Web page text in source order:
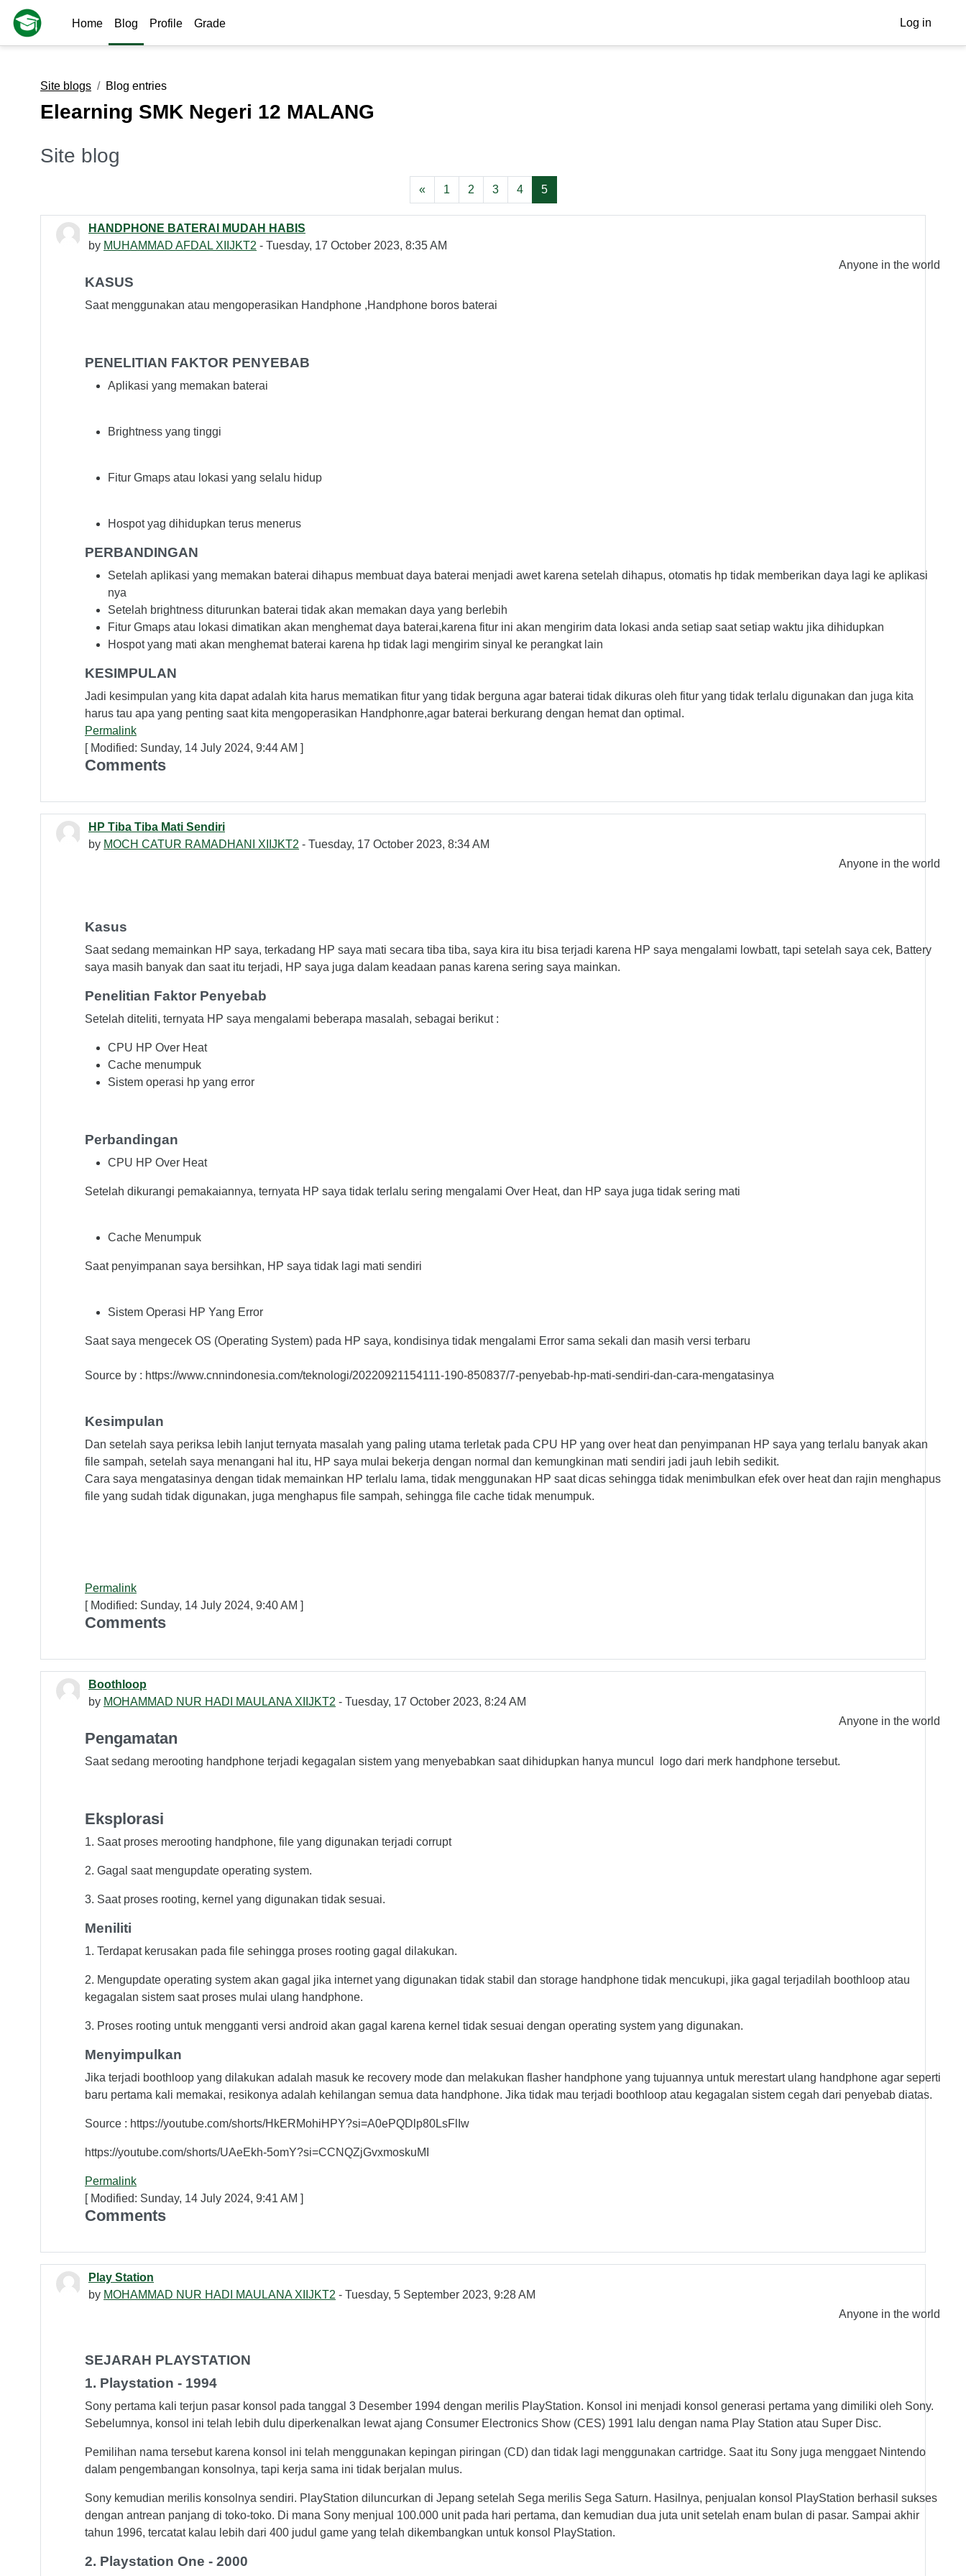
Skip to main content
Home
Blog Profile Grade Log in
Site blogs Blog entries
Elearning SMK Negeri 12 MALANG
Site blog
«Previous page
1 Page 1
2Page 2
3Page 3
4Page 4
5Page 5
HANDPHONE BATERAI MUDAH HABIS
by MUHAMMAD AFDAL XIIJKT2 - Tuesday, 17 October 2023, 8:35 AM
Anyone in the world
KASUS
Saat menggunakan atau mengoperasikan Handphone ,Handphone boros baterai
PENELITIAN FAKTOR PENYEBAB
Aplikasi yang memakan baterai
Brightness yang tinggi
Fitur Gmaps atau lokasi yang selalu hidup
Hospot yag dihidupkan terus menerus
PERBANDINGAN
Setelah aplikasi yang memakan baterai dihapus membuat daya baterai menjadi awet karena setelah dihapus, otomatis hp tidak memberikan daya lagi ke aplikasi
nya
Setelah brightness diturunkan baterai tidak akan memakan daya yang berlebih
Fitur Gmaps atau lokasi dimatikan akan menghemat daya baterai,karena fitur ini akan mengirim data lokasi anda setiap saat setiap waktu jika dihidupkan
Hospot yang mati akan menghemat baterai karena hp tidak lagi mengirim sinyal ke perangkat lain
KESIMPULAN
Jadi kesimpulan yang kita dapat adalah kita harus mematikan fitur yang tidak berguna agar baterai tidak dikuras oleh fitur yang tidak terlalu digunakan dan juga kita
harus tau apa yang penting saat kita mengoperasikan Handphonre,agar baterai berkurang dengan hemat dan optimal.
Permalink
[ Modified: Sunday, 14 July 2024, 9:44 AM ]
Comments
HP Tiba Tiba Mati Sendiri
by MOCH CATUR RAMADHANI XIIJKT2 - Tuesday, 17 October 2023, 8:34 AM
Anyone in the world
Kasus
Saat sedang memainkan HP saya, terkadang HP saya mati secara tiba tiba, saya kira itu bisa terjadi karena HP saya mengalami lowbatt, tapi setelah saya cek, Battery
saya masih banyak dan saat itu terjadi, HP saya juga dalam keadaan panas karena sering saya mainkan.
Penelitian Faktor Penyebab
Setelah diteliti, ternyata HP saya mengalami beberapa masalah, sebagai berikut :
CPU HP Over Heat
Cache menumpuk
Sistem operasi hp yang error
Perbandingan
CPU HP Over Heat
Setelah dikurangi pemakaiannya, ternyata HP saya tidak terlalu sering mengalami Over Heat, dan HP saya juga tidak sering mati
Cache Menumpuk
Saat penyimpanan saya bersihkan, HP saya tidak lagi mati sendiri
Sistem Operasi HP Yang Error
Saat saya mengecek OS (Operating System) pada HP saya, kondisinya tidak mengalami Error sama sekali dan masih versi terbaru
Source by : https://www.cnnindonesia.com/teknologi/20220921154111-190-850837/7-penyebab-hp-mati-sendiri-dan-cara-mengatasinya
Kesimpulan
Dan setelah saya periksa lebih lanjut ternyata masalah yang paling utama terletak pada CPU HP yang over heat dan penyimpanan HP saya yang terlalu banyak akan
file sampah, setelah saya menangani hal itu, HP saya mulai bekerja dengan normal dan kemungkinan mati sendiri jadi jauh lebih sedikit.
Cara saya mengatasinya dengan tidak memainkan HP terlalu lama, tidak menggunakan HP saat dicas sehingga tidak menimbulkan efek over heat dan rajin menghapus
file yang sudah tidak digunakan, juga menghapus file sampah, sehingga file cache tidak menumpuk.
Permalink
[ Modified: Sunday, 14 July 2024, 9:40 AM ]
Comments
Boothloop
by MOHAMMAD NUR HADI MAULANA XIIJKT2 - Tuesday, 17 October 2023, 8:24 AM
Anyone in the world
Pengamatan
Saat sedang merooting handphone terjadi kegagalan sistem yang menyebabkan saat dihidupkan hanya muncul logo dari merk handphone tersebut.
Eksplorasi
1. Saat proses merooting handphone, file yang digunakan terjadi corrupt
2. Gagal saat mengupdate operating system.
3. Saat proses rooting, kernel yang digunakan tidak sesuai.
Meniliti
1. Terdapat kerusakan pada file sehingga proses rooting gagal dilakukan.
2. Mengupdate operating system akan gagal jika internet yang digunakan tidak stabil dan storage handphone tidak mencukupi, jika gagal terjadilah boothloop atau
kegagalan sistem saat proses mulai ulang handphone.
3. Proses rooting untuk mengganti versi android akan gagal karena kernel tidak sesuai dengan operating system yang digunakan.
Menyimpulkan
Jika terjadi boothloop yang dilakukan adalah masuk ke recovery mode dan melakukan flasher handphone yang tujuannya untuk merestart ulang handphone agar seperti
baru pertama kali memakai, resikonya adalah kehilangan semua data handphone. Jika tidak mau terjadi boothloop atau kegagalan sistem cegah dari penyebab diatas.
Source : https://youtube.com/shorts/HkERMohiHPY?si=A0ePQDlp80LsFlIw
https://youtube.com/shorts/UAeEkh-5omY?si=CCNQZjGvxmoskuMI
Permalink
[ Modified: Sunday, 14 July 2024, 9:41 AM ]
Comments
Play Station
by MOHAMMAD NUR HADI MAULANA XIIJKT2 - Tuesday, 5 September 2023, 9:28 AM
Anyone in the world
SEJARAH PLAYSTATION
1. Playstation - 1994
Sony pertama kali terjun pasar konsol pada tanggal 3 Desember 1994 dengan merilis PlayStation. Konsol ini menjadi konsol generasi pertama yang dimiliki oleh Sony.
Sebelumnya, konsol ini telah lebih dulu diperkenalkan lewat ajang Consumer Electronics Show (CES) 1991 lalu dengan nama Play Station atau Super Disc.
Pemilihan nama tersebut karena konsol ini telah menggunakan kepingan piringan (CD) dan tidak lagi menggunakan cartridge. Saat itu Sony juga menggaet Nintendo
dalam pengembangan konsolnya, tapi kerja sama ini tidak berjalan mulus.
Sony kemudian merilis konsolnya sendiri. PlayStation diluncurkan di Jepang setelah Sega merilis Sega Saturn. Hasilnya, penjualan konsol PlayStation berhasil sukses
dengan antrean panjang di toko-toko. Di mana Sony menjual 100.000 unit pada hari pertama, dan kemudian dua juta unit setelah enam bulan di pasar. Sampai akhir
tahun 1996, tercatat kalau lebih dari 400 judul game yang telah dikembangkan untuk konsol PlayStation.
2. Playstation One - 2000